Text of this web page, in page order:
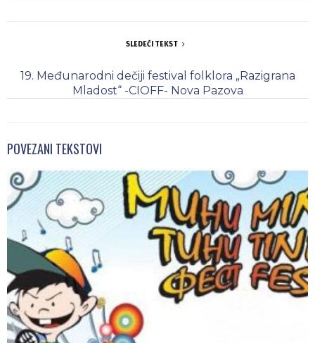
SLEDEĆI TEKST
19. Međunarodni dečiji festival folklora „Razigrana
Mladost“ -CIOFF- Nova Pazova
POVEZANI TEKSTOVI